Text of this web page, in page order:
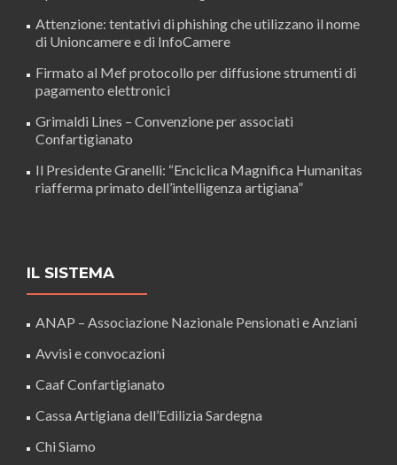
Attenzione: tentativi di phishing che utilizzano il nome
di Unioncamere e di InfoCamere
Firmato al Mef protocollo per diffusione strumenti di
pagamento elettronici
Grimaldi Lines – Convenzione per associati
Confartigianato
Il Presidente Granelli: “Enciclica Magnifica Humanitas
riafferma primato dell’intelligenza artigiana”
IL SISTEMA
ANAP – Associazione Nazionale Pensionati e Anziani
Avvisi e convocazioni
Caaf Confartigianato
Cassa Artigiana dell’Edilizia Sardegna
Chi Siamo